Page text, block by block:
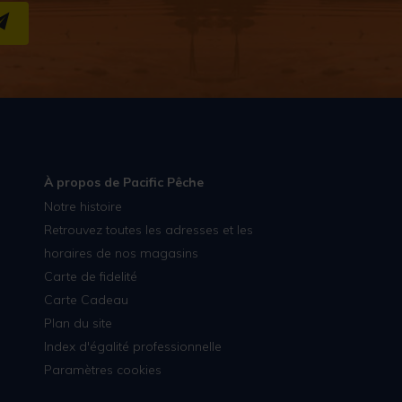
S''INSCRIRE
À propos de Pacific Pêche
Notre histoire
Retrouvez toutes les adresses et les
horaires de nos magasins
Carte de fidelité
Carte Cadeau
Plan du site
Index d'égalité professionnelle
Paramètres cookies